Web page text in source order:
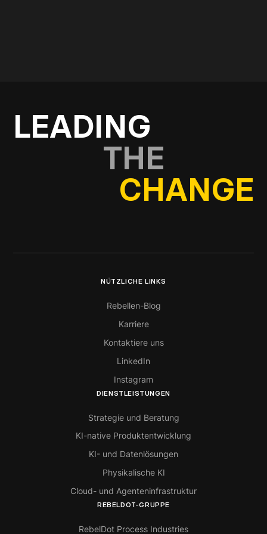
LEADING
THE
CHANGE
NÜTZLICHE LINKS
Rebellen-Blog
Karriere
Kontaktiere uns
LinkedIn
Instagram
DIENSTLEISTUNGEN
Strategie und Beratung
KI-native Produktentwicklung
KI- und Datenlösungen
Physikalische KI
Cloud- und Agenteninfrastruktur
REBELDOT-GRUPPE
RebelDot Process Industries